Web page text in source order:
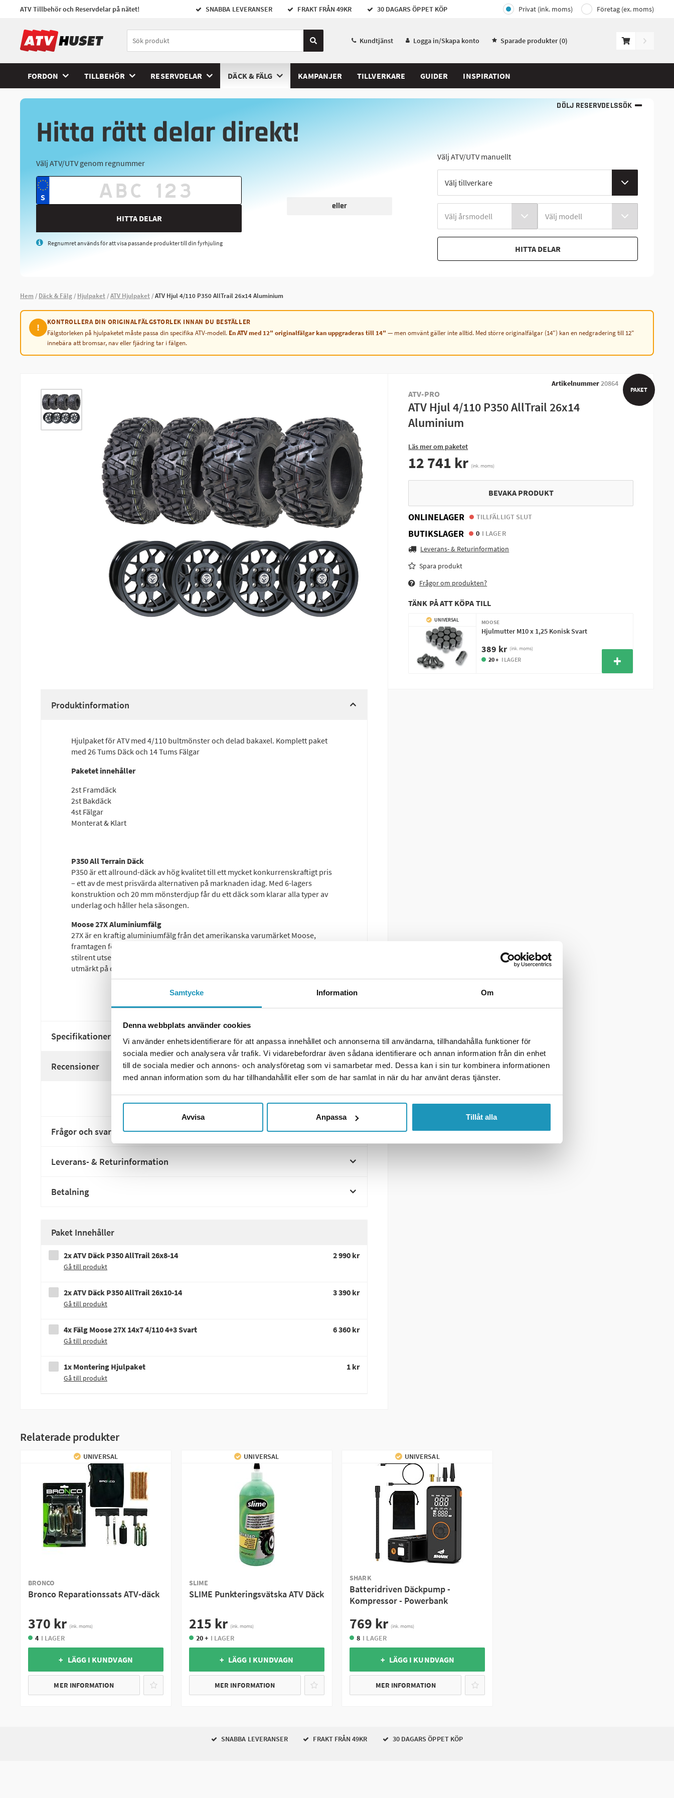
Samtycke Information Om
Denna webbplats använder cookies
Vi använder enhetsidentifierare för att anpassa innehållet och annonserna till användarna, tillhandahålla funktioner för
sociala medier och analysera vår trafik. Vi vidarebefordrar även sådana identifierare och annan information från din enhet
till de sociala medier och annons- och analysföretag som vi samarbetar med. Dessa kan i sin tur kombinera informationen
med annan information som du har tillhandahållit eller som de har samlat in när du har använt deras tjänster.
Avvisa Anpassa Tillåt alla
ATV Tillbehör och Reservdelar på nätet! SNABBA LEVERANSER FRAKT FRÅN 49KR 30 DAGARS ÖPPET KÖP Privat (ink. moms) Företag (ex. moms)
Kundtjänst Logga in/Skapa konto Sparade produkter (0)
FORDON TILLBEHÖR RESERVDELAR DÄCK & FÄLG KAMPANJER TILLVERKARE GUIDER INSPIRATION
DÖLJ RESERVDELSSÖK
Hitta rätt delar direkt!
Välj ATV/UTV genom regnummer
HITTA DELAR
Regnumret används för att visa passande produkter till din fyrhjuling
eller
Välj ATV/UTV manuellt
HITTA DELAR
Hem Däck & Fälg Hjulpaket ATV Hjulpaket ATV Hjul 4/110 P350 AllTrail 26x14 Aluminium
!
KONTROLLERA DIN ORIGINALFÄLGSTORLEK INNAN DU BESTÄLLER
Fälgstorleken på hjulpaketet måste passa din specifika ATV-modell. En ATV med 12" originalfälgar kan uppgraderas till 14" — men omvänt gäller inte alltid. Med större originalfälgar (14") kan en nedgradering till 12"
innebära att bromsar, nav eller fjädring tar i fälgen.
PAKET
Artikelnummer 20864
ATV-PRO
ATV Hjul 4/110 P350 AllTrail 26x14
Aluminium
Läs mer om paketet
12 741 kr (ink. moms)
BEVAKA PRODUKT
ONLINELAGER TILLFÄLLIGT SLUT
BUTIKSLAGER 0 I LAGER
Leverans- & Returinformation
Spara produkt
Frågor om produkten?
TÄNK PÅ ATT KÖPA TILL
UNIVERSAL MOOSE
Hjulmutter M10 x 1,25 Konisk Svart
389 kr (ink. moms)
20 + I LAGER
Produktinformation
Hjulpaket för ATV med 4/110 bultmönster och delad bakaxel. Komplett paket
med 26 Tums Däck och 14 Tums Fälgar
Paketet innehåller
2st Framdäck
2st Bakdäck
4st Fälgar
Monterat & Klart
P350 All Terrain Däck
P350 är ett allround-däck av hög kvalitet till ett mycket konkurrenskraftigt pris
– ett av de mest prisvärda alternativen på marknaden idag. Med 6-lagers
konstruktion och 20 mm mönsterdjup får du ett däck som klarar alla typer av
underlag och håller hela säsongen.
Moose 27X Aluminiumfälg
27X är en kraftig aluminiumfälg från det amerikanska varumärket Moose,
framtagen för dig som vill kombinera hög prestanda med ett aggressivt och
stilrent utseende. Den svarta finishen ger ett modernt intryck som passar
utmärkt på de flesta ATV- och UTV-modeller.
Specifikationer
Recensioner
Frågor och svar
Leverans- & Returinformation
Betalning
Paket Innehåller
2x ATV Däck P350 AllTrail 26x8-14 2 990 kr
Gå till produkt
2x ATV Däck P350 AllTrail 26x10-14 3 390 kr
Gå till produkt
4x Fälg Moose 27X 14x7 4/110 4+3 Svart 6 360 kr
Gå till produkt
1x Montering Hjulpaket 1 kr
Gå till produkt
Relaterade produkter
UNIVERSAL
BRONCO
Bronco Reparationssats ATV-däck
370 kr (ink. moms)
4 I LAGER
+ LÄGG I KUNDVAGN
MER INFORMATION
UNIVERSAL
SLIME
SLIME Punkteringsvätska ATV Däck
215 kr (ink. moms)
20 + I LAGER
+ LÄGG I KUNDVAGN
MER INFORMATION
UNIVERSAL
SHARK
Batteridriven Däckpump -
Kompressor - Powerbank
769 kr (ink. moms)
8 I LAGER
+ LÄGG I KUNDVAGN
MER INFORMATION
SNABBA LEVERANSER FRAKT FRÅN 49KR 30 DAGARS ÖPPET KÖP